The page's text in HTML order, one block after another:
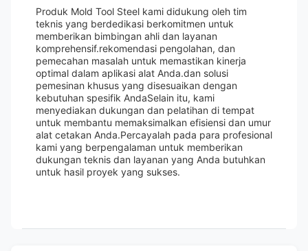
Produk Mold Tool Steel kami didukung oleh tim
teknis yang berdedikasi berkomitmen untuk
memberikan bimbingan ahli dan layanan
komprehensif.rekomendasi pengolahan, dan
pemecahan masalah untuk memastikan kinerja
optimal dalam aplikasi alat Anda.dan solusi
pemesinan khusus yang disesuaikan dengan
kebutuhan spesifik AndaSelain itu, kami
menyediakan dukungan dan pelatihan di tempat
untuk membantu memaksimalkan efisiensi dan umur
alat cetakan Anda.Percayalah pada para profesional
kami yang berpengalaman untuk memberikan
dukungan teknis dan layanan yang Anda butuhkan
untuk hasil proyek yang sukses.